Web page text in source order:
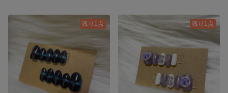
残り1点 残り1点